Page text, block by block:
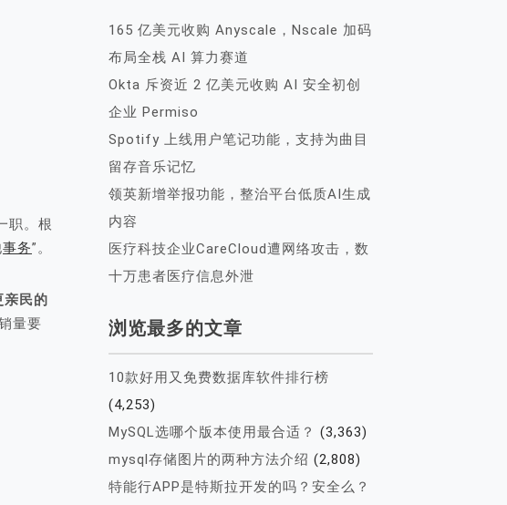
职。根
事务”。
民的
量要
165 亿美元收购 Anyscale，Nscale 加码
布局全栈 AI 算力赛道
Okta 斥资近 2 亿美元收购 AI 安全初创
企业 Permiso
Spotify 上线用户笔记功能，支持为曲目
留存音乐记忆
领英新增举报功能，整治平台低质AI生成
内容
医疗科技企业CareCloud遭网络攻击，数
十万患者医疗信息外泄
浏览最多的文章
10款好用又免费数据库软件排行榜
(4,253)
MySQL选哪个版本使用最合适？ (3,363)
mysql存储图片的两种方法介绍 (2,808)
特能行APP是特斯拉开发的吗？安全么？